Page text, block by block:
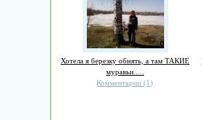
0
Хотела я березку обнять, а там ТАКИЕ
муравьи.....
Комментарии (1)